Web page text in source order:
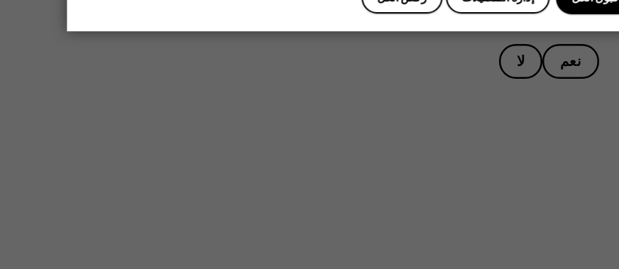
هل وجدت هذه المعلومات مفيدة؟
نعم لا